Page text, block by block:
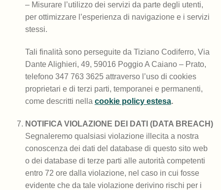
– Misurare l’utilizzo dei servizi da parte degli utenti,
per ottimizzare l’esperienza di navigazione e i servizi
stessi.
Tali finalità sono perseguite da Tiziano Codiferro, Via
Dante Alighieri, 49, 59016 Poggio A Caiano – Prato,
telefono 347 763 3625 attraverso l’uso di cookies
proprietari e di terzi parti, temporanei e permanenti,
come descritti nella cookie policy estesa.
NOTIFICA VIOLAZIONE DEI DATI (DATA BREACH)
Segnaleremo qualsiasi violazione illecita a nostra
conoscenza dei dati del database di questo sito web
o dei database di terze parti alle autorità competenti
entro 72 ore dalla violazione, nel caso in cui fosse
evidente che da tale violazione derivino rischi per i